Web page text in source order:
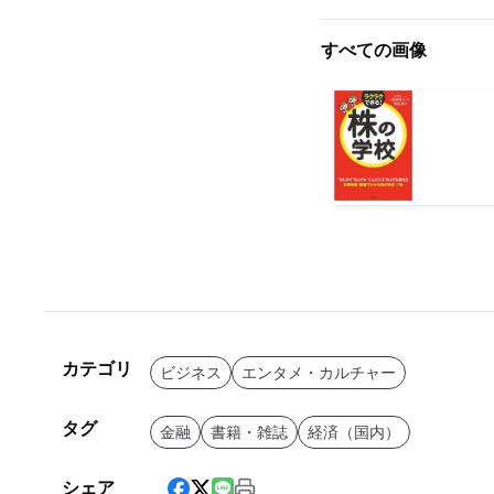
すべての画像
カテゴリ ビジネス エンタメ・カルチャー
タグ 金融 書籍・雑誌 経済（国内）
シェア